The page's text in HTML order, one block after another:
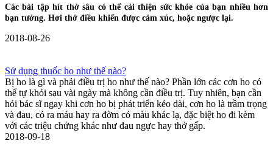
Các bài tập hít thở sâu có thể cải thiện sức khỏe của bạn nhiều hơn
bạn tưởng. Hơi thở điều khiển được cảm xúc, hoặc ngược lại.
2018-08-26
Sử dụng thuốc ho như thế nào?
Bị ho là gì và phải điều trị ho như thế nào? Phần lớn các cơn ho có
thể tự khỏi sau vài ngày mà không cần điều trị. Tuy nhiên, bạn cần
hỏi bác sĩ ngay khi cơn ho bị phát triển kéo dài, cơn ho là trầm trọng
và đau, có ra máu hay ra đờm có màu khác lạ, đặc biệt ho đi kèm
với các triệu chứng khác như đau ngực hay thở gấp.
2018-09-18